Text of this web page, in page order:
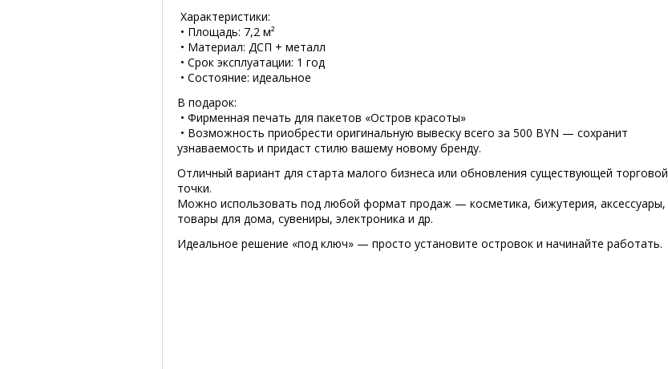
Характеристики:
• Площадь: 7,2 м²
• Материал: ДСП + металл
• Срок эксплуатации: 1 год
• Состояние: идеальное
В подарок:
• Фирменная печать для пакетов «Остров красоты»
• Возможность приобрести оригинальную вывеску всего за 500 BYN — сохранит
узнаваемость и придаст стилю вашему новому бренду.
Отличный вариант для старта малого бизнеса или обновления существующей торговой
точки.
Можно использовать под любой формат продаж — косметика, бижутерия, аксессуары,
товары для дома, сувениры, электроника и др.
Идеальное решение «под ключ» — просто установите островок и начинайте работать.